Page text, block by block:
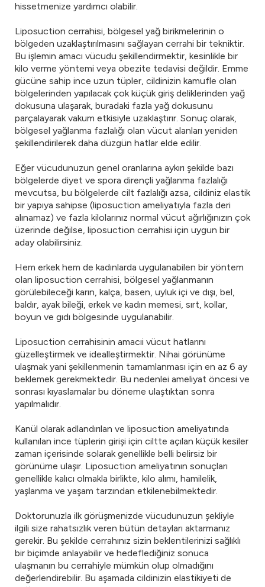
hissetmenize yardımcı olabilir.
Liposuction cerrahisi, bölgesel yağ birikmelerinin o
bölgeden uzaklaştırılmasını sağlayan cerrahi bir tekniktir.
Bu işlemin amacı vücudu şekillendirmektir, kesinlikle bir
kilo verme yöntemi veya obezite tedavisi değildir. Emme
gücüne sahip ince uzun tüpler, cildinizin kamufle olan
bölgelerinden yapılacak çok küçük giriş deliklerinden yağ
dokusuna ulaşarak, buradaki fazla yağ dokusunu
parçalayarak vakum etkisiyle uzaklaştırır. Sonuç olarak,
bölgesel yağlanma fazlalığı olan vücut alanları yeniden
şekillendirilerek daha düzgün hatlar elde edilir.
Eğer vücudunuzun genel oranlarına aykırı şekilde bazı
bölgelerde diyet ve spora dirençli yağlanma fazlalığı
mevcutsa, bu bölgelerde cilt fazlalığı azsa, cildiniz elastik
bir yapıya sahipse (liposuction ameliyatıyla fazla deri
alınamaz) ve fazla kilolarınız normal vücut ağırlığınızın çok
üzerinde değilse, liposuction cerrahisi için uygun bir
aday olabilirsiniz.
Hem erkek hem de kadınlarda uygulanabilen bir yöntem
olan liposuction cerrahisi, bölgesel yağlanmanın
görülebileceği karın, kalça, basen, uyluk içi ve dışı, bel,
baldır, ayak bileği, erkek ve kadın memesi, sırt, kollar,
boyun ve gıdı bölgesinde uygulanabilir.
Liposuction cerrahisinin amacıi vücut hatlarını
güzelleştirmek ve idealleştirmektir. Nihai görünüme
ulaşmak yani şekillenmenin tamamlanması için en az 6 ay
beklemek gerekmektedir. Bu nedenlei ameliyat öncesi ve
sonrası kıyaslamalar bu döneme ulaştıktan sonra
yapılmalıdır.
Kanül olarak adlandırılan ve liposuction ameliyatında
kullanılan ince tüplerin girişi için ciltte açılan küçük kesiler
zaman içerisinde solarak genellikle belli belirsiz bir
görünüme ulaşır. Liposuction ameliyatının sonuçları
genellikle kalıcı olmakla birlikte, kilo alımı, hamilelik,
yaşlanma ve yaşam tarzından etkilenebilmektedir.
Doktorunuzla ilk görüşmenizde vücudunuzun şekliyle
ilgili size rahatsızlık veren bütün detayları aktarmanız
gerekir. Bu şekilde cerrahınız sizin beklentilerinizi sağlıklı
bir biçimde anlayabilir ve hedeflediğiniz sonuca
ulaşmanın bu cerrahiyle mümkün olup olmadığını
değerlendirebilir. Bu aşamada cildinizin elastikiyeti de